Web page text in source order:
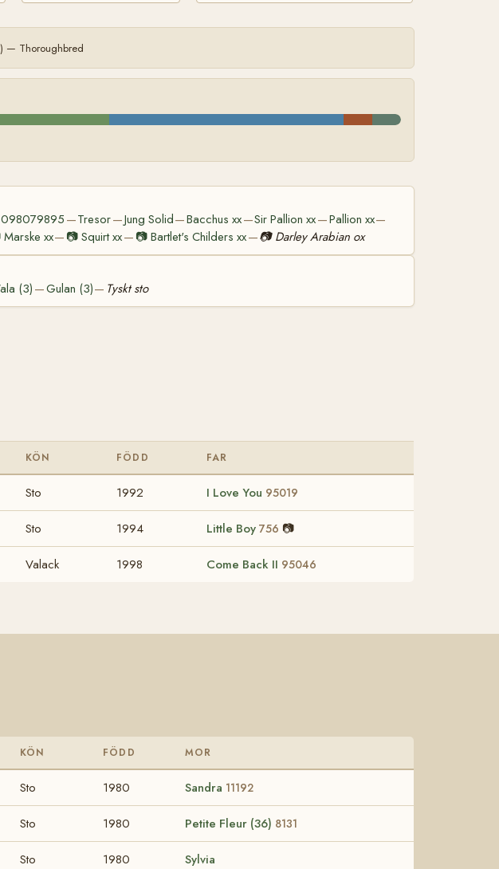
— Thoroughbred
—Tresor—Jung Solid—Bacchus xx—Sir Pallion xx—Pallion xx—
Marske xx— 📷 Squirt xx— 📷Bartlet's Childers xx—📷 Darley Arabian ox
(3)—Gulan (3)— Tyskt sto
KÖN FÖDD FAR
Sto 1992 I Love You 95019
Sto 1994 Little Boy 756 📷
Valack 1998 Come Back II 95046
KÖN FÖDD MOR
Sto 1980 Sandra 11192
Sto 1980 Petite Fleur (36) 8131
Sto 1980 Sylvia